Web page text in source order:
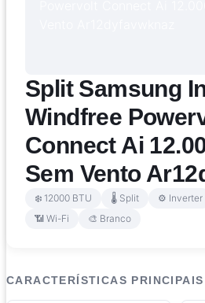
Split Samsung
Windfree
Connect Ai
Sem Vento
❄️ 12000 BTU 🌡️ Split ⚙️ Inverter
📶 Wi-Fi
🎨 Branco
CARACTERÍSTICAS PRINCIPAIS